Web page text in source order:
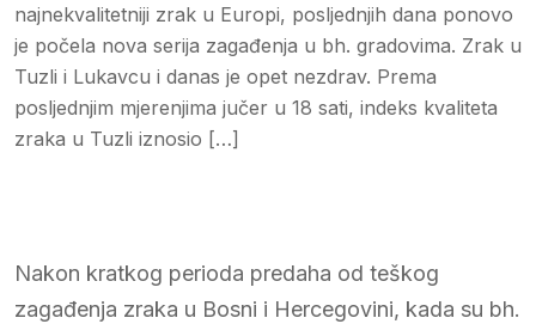
najnekvalitetniji zrak u Europi, posljednjih dana ponovo
je počela nova serija zagađenja u bh. gradovima. Zrak u
Tuzli i Lukavcu i danas je opet nezdrav. Prema
posljednjim mjerenjima jučer u 18 sati, indeks kvaliteta
zraka u Tuzli iznosio […]
Nakon kratkog perioda predaha od teškog
zagađenja zraka u Bosni i Hercegovini, kada su bh.